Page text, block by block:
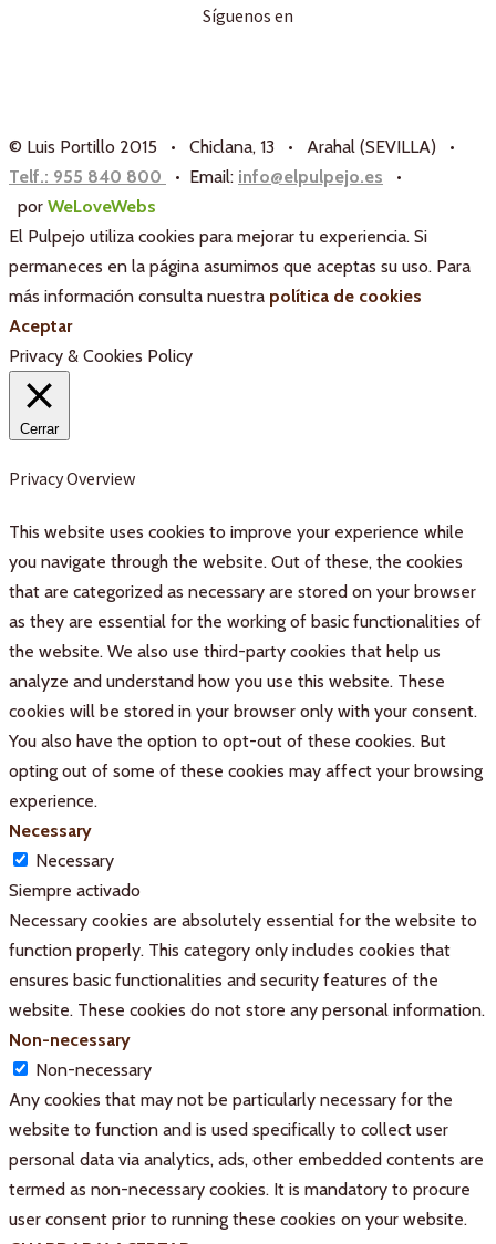
Síguenos en
© Luis Portillo 2015 • Chiclana, 13 • Arahal (SEVILLA) •
Telf.: 955 840 800
• Email: info@elpulpejo.es
•
por WeLoveWebs
El Pulpejo utiliza cookies para mejorar tu experiencia. Si
permaneces en la página asumimos que aceptas su uso. Para
más información consulta nuestra política de cookies
Aceptar
Privacy & Cookies Policy
Cerrar
Privacy Overview
This website uses cookies to improve your experience while
you navigate through the website. Out of these, the cookies
that are categorized as necessary are stored on your browser
as they are essential for the working of basic functionalities of
the website. We also use third-party cookies that help us
analyze and understand how you use this website. These
cookies will be stored in your browser only with your consent.
You also have the option to opt-out of these cookies. But
opting out of some of these cookies may affect your browsing
experience.
Necessary
Necessary
Siempre activado
Necessary cookies are absolutely essential for the website to
function properly. This category only includes cookies that
ensures basic functionalities and security features of the
website. These cookies do not store any personal information.
Non-necessary
Non-necessary
Any cookies that may not be particularly necessary for the
website to function and is used specifically to collect user
personal data via analytics, ads, other embedded contents are
termed as non-necessary cookies. It is mandatory to procure
user consent prior to running these cookies on your website.